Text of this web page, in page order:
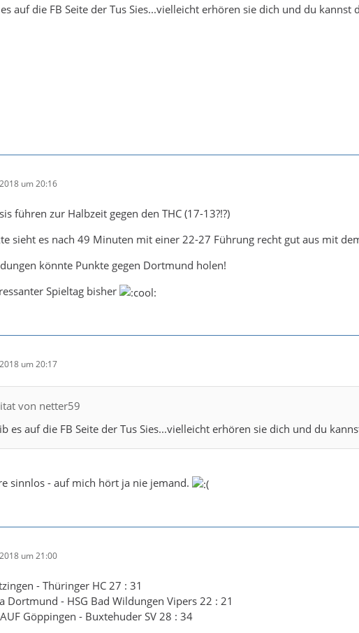
auf die FB Seite der Tus Sies...vielleicht erhören sie dich und du
um 20:16
führen zur Halbzeit gegen den THC (17-13?!?)
sieht es nach 49 Minuten mit einer 22-27 Führung recht gut aus mit
könnte Punkte gegen Dortmund holen!
Spieltag bisher
um 20:17
von netter59
es auf die FB Seite der Tus Sies...vielleicht erhören sie dich und du
sinnlos - auf mich hört ja nie jemand.
um 21:00
- Thüringer HC 27 : 31
Dortmund - HSG Bad Wildungen Vipers 22 : 21
AUF Göppingen - Buxtehuder SV 28 : 34